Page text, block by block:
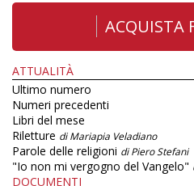
ACQUISTA
ATTUALITÀ
Ultimo numero
Numeri precedenti
Libri del mese
Riletture di Mariapia Veladiano
Parole delle religioni di Piero Stefani
"Io non mi vergogno del Vangelo"
DOCUMENTI